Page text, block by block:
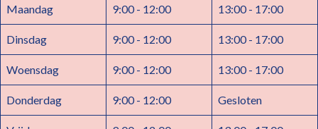
Maandag 9:00 - 12:00 13:00 - 17:00
Dinsdag 9:00 - 12:00 13:00 - 17:00
Woensdag 9:00 - 12:00 13:00 - 17:00
Donderdag 9:00 - 12:00 Gesloten